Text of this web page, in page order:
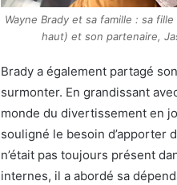
Wayne Brady et sa famille : sa
haut) et son partenaire,
Brady a également partagé
surmonter. En grandissant
monde du divertissement en
souligné le besoin d’apporter
n’était pas toujours présent
internes, il a abordé sa